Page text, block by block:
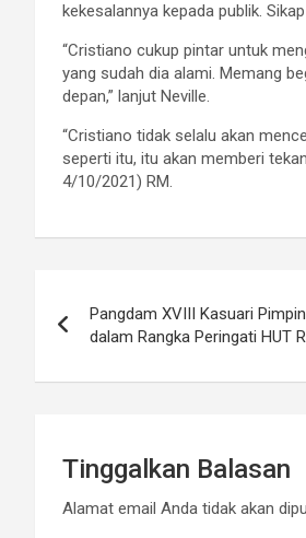
kekesalannya kepada publik.
“Cristiano cukup pintar untuk
yang sudah dia alami. Memang
depan,” lanjut Neville.
“Cristiano tidak selalu akan
seperti itu, itu akan memberi
4/10/2021) RM.
pos
Pangdam XVIII Kasuari
dalam Rangka Peringati HUT
Tinggalkan Balasan
Alamat email Anda tidak akan